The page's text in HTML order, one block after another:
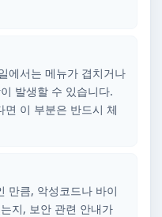
에서는 메뉴가 겹치거나
발생할 수 있습니다.
면 이 부분은 반드시 체
만큼, 악성코드나 바이
지, 보안 관련 안내가